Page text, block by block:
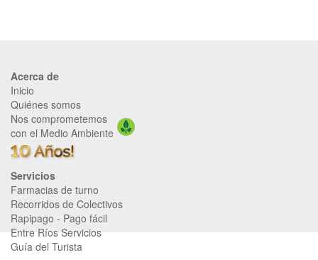
Acerca de
Inicio
Quiénes somos
Nos comprometemos
con el Medio Ambiente
Servicios
Farmacias de turno
Recorridos de Colectivos
Rapipago - Pago fácil
Entre Ríos Servicios
Guía del Turista